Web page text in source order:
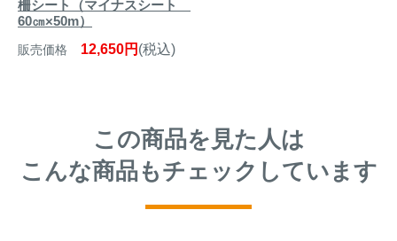
柵シート（マイナスシート
60㎝×50m）
販売価格 12,650円 (税込)
この商品を見た人は
こんな商品もチェックしています